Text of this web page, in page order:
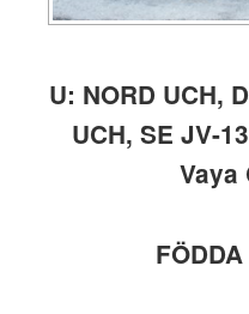
U: NORD UCH,
UCH, SE JV-
Vaya